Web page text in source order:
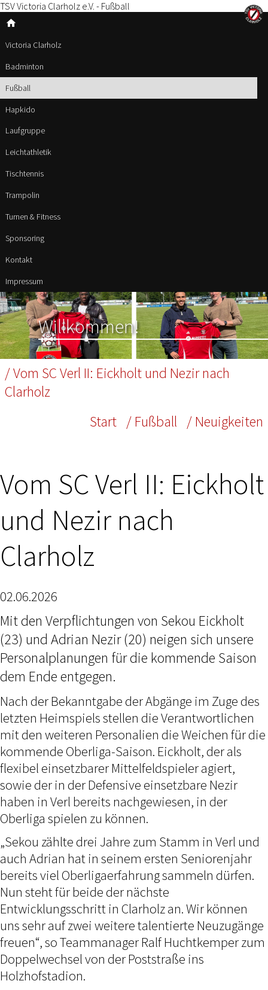
TSV Victoria Clarholz e.V. - Fußball
home
Victoria Clarholz
Badminton
Fußball
Hapkido
Laufgruppe
Leichtathletik
Tischtennis
Trampolin
Turnen & Fitness
Sponsoring
Kontakt
Impressum
Willkommen!
/ Vom SC Verl II: Eickholt und Nezir nach
Clarholz
/ Neuigkeiten
/ Fußball
Start
Vom SC Verl II: Eickholt
und Nezir nach
Clarholz
02.06.2026
Mit den Verpflichtungen von Sekou Eickholt
(23) und Adrian Nezir (20) neigen sich unsere
Personalplanungen für die kommende Saison
dem Ende entgegen.
Nach der Bekanntgabe der Abgänge im Zuge des
letzten Heimspiels stellen die Verantwortlichen
mit den weiteren Personalien die Weichen für die
kommende Oberliga-Saison. Eickholt, der als
flexibel einsetzbarer Mittelfeldspieler agiert,
sowie der in der Defensive einsetzbare Nezir
haben in Verl bereits nachgewiesen, in der
Oberliga spielen zu können.
„Sekou zählte drei Jahre zum Stamm in Verl und
auch Adrian hat in seinem ersten Seniorenjahr
bereits viel Oberligaerfahrung sammeln dürfen.
Nun steht für beide der nächste
Entwicklungsschritt in Clarholz an. Wir können
uns sehr auf zwei weitere talentierte Neuzugänge
freuen“, so Teammanager Ralf Huchtkemper zum
Doppelwechsel von der Poststraße ins
Holzhofstadion.